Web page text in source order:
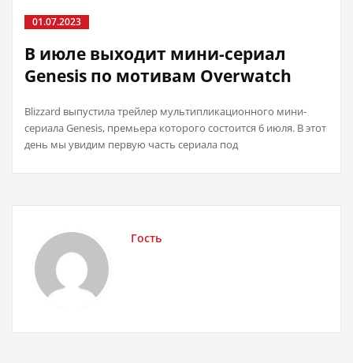
01.07.2023
В июле выходит мини-сериал
Genesis по мотивам Overwatch
Blizzard выпустила трейлер мультипликационного мини-
сериала Genesis, премьера которого состоится 6 июля. В этот
день мы увидим первую часть сериала под
Гость